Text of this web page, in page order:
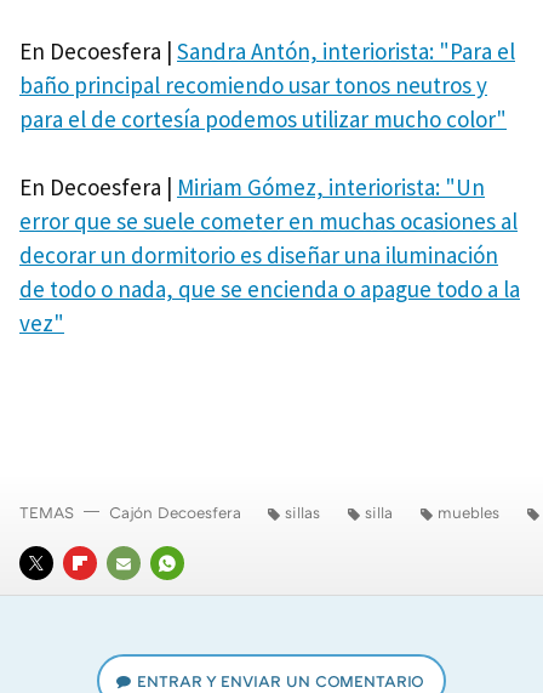
En Decoesfera | Sandra Antón, interiorista: "Para el
baño principal recomiendo usar tonos neutros y
para el de cortesía podemos utilizar mucho color"
En Decoesfera | Miriam Gómez, interiorista: "Un
error que se suele cometer en muchas ocasiones al
decorar un dormitorio es diseñar una iluminación
de todo o nada, que se encienda o apague todo a la
vez"
TWITTERFLIPBOARD
E-
WHATSAPP
TEMAS Cajón Decoesfera sillas silla muebles
ENTRAR Y ENVIAR UN COMENTARIO